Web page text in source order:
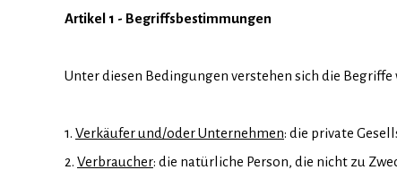
Artikel 1 - Begriffsbestimmungen
Unter diesen Bedingungen verstehen sich die Begriffe
1. Verkäufer und/oder Unternehmen: die private
2. Verbraucher: die natürliche Person, die nicht zu